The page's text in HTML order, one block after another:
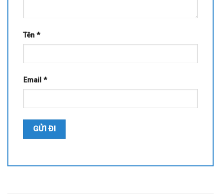
Tên *
Email *